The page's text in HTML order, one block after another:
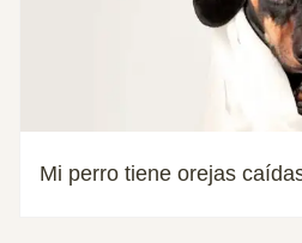
Mi perro tiene orejas